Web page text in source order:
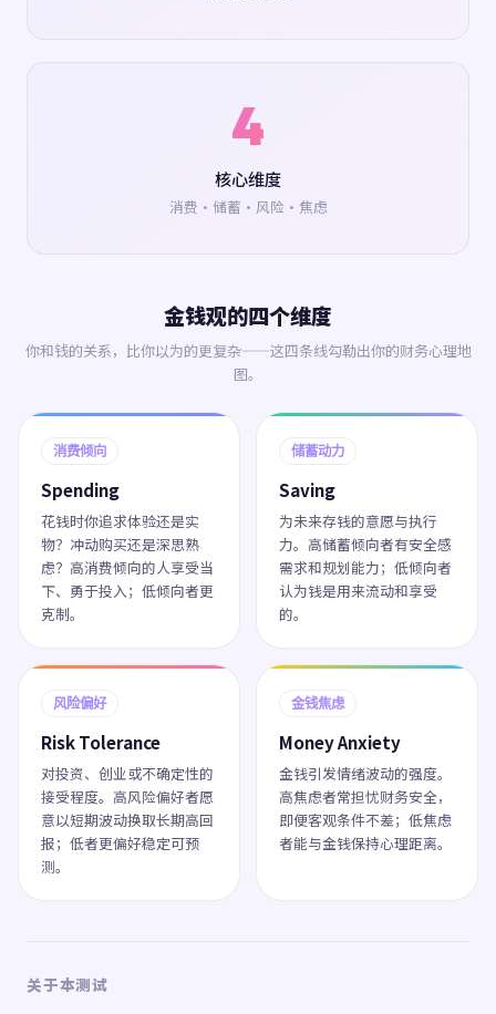
4
核心维度
消费·储蓄·风险·焦虑
金钱观的四个维度
你和钱的关系，比你以为的更复杂——这四条线勾勒出你的财务心理地
图。
消费倾向
Spending
花钱时你追求体验还是实
物？冲动购买还是深思熟
虑？高消费倾向的人享受当
下、勇于投入；低倾向者更
克制。
储蓄动力
Saving
为未来存钱的意愿与执行
力。高储蓄倾向者有安全感
需求和规划能力；低倾向者
认为钱是用来流动和享受
的。
风险偏好
Risk Tolerance
对投资、创业或不确定性的
接受程度。高风险偏好者愿
意以短期波动换取长期高回
报；低者更偏好稳定可预
测。
金钱焦虑
Money Anxiety
金钱引发情绪波动的强度。
高焦虑者常担忧财务安全，
即便客观条件不差；低焦虑
者能与金钱保持心理距离。
关于本测试